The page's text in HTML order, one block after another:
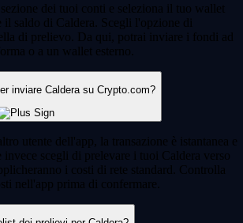
dei tuoi conti e seleziona il tuo wallet
il saldo di Caldera. Scegli l'opzione di
di prelievo. Da qui, potrai inviare i fondi ad
o a un wallet esterno.
inviare Caldera su Crypto.com?
utente dell'app, la transazione è istantanea e
invece scegli di prelevare i tuoi Caldera verso
i costi di rete standard. Controlla
nell'app prima di confermare.